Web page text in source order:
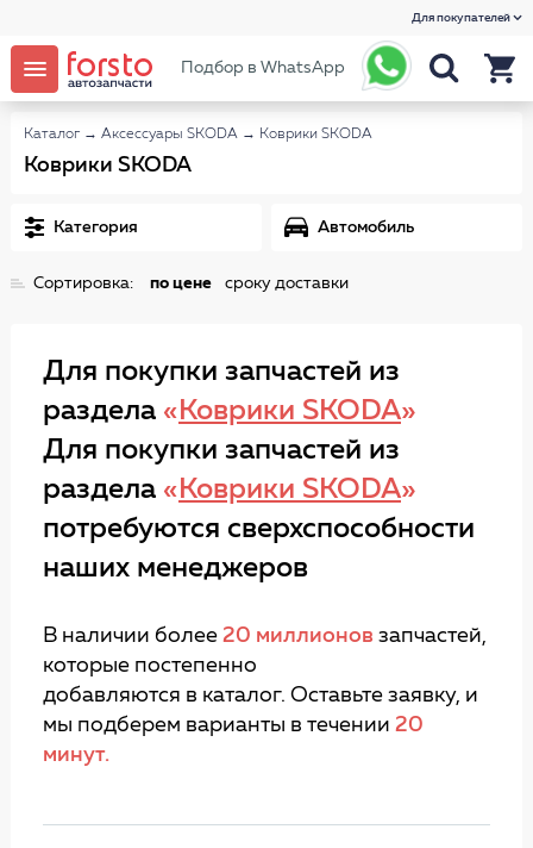
Для покупателей
Подбор в WhatsApp
Каталог → Аксессуары SKODA → Коврики SKODA
Коврики SKODA
Категория Автомобиль
Сортировка: по цене сроку доставки
Для покупки запчастей из
раздела « Коврики SKODA»
Для покупки запчастей из
раздела « Коврики SKODA»
потребуются сверхспособности
наших менеджеров
В наличии более 20 миллионов запчастей,
которые постепенно
добавляются в каталог. Оставьте заявку, и
мы подберем варианты в течении 20
минут.